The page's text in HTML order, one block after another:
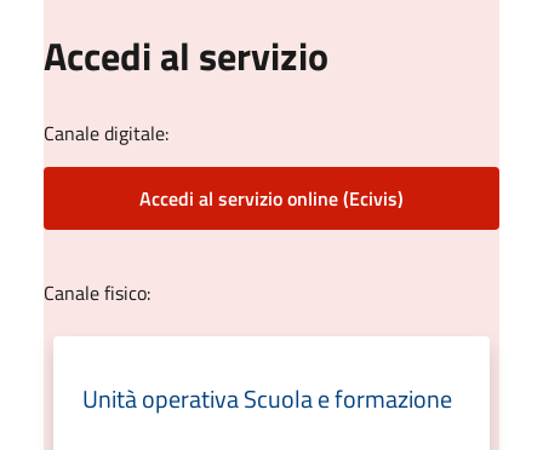
Accedi al servizio
Canale digitale:
Accedi al servizio online (Ecivis)
Canale fisico:
Unità operativa Scuola e formazione